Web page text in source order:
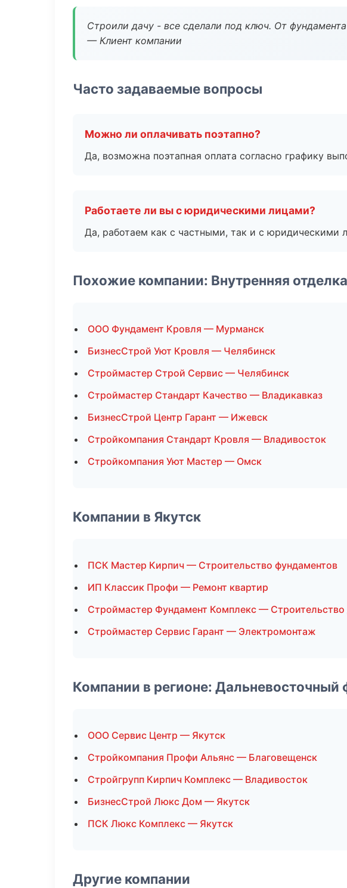
Строили дачу - все сделали под ключ. От
— Клиент компании
Часто задаваемые вопросы
Можно ли оплачивать поэтапно?
Да, возможна поэтапная оплата согласно графику
Работаете ли вы с юридическими лицами?
Да, работаем как с частными, так и с юридическими
Похожие компании: Внутренняя отделка
ООО Фундамент Кровля — Мурманск
БизнесСтрой Уют Кровля — Челябинск
Строймастер Строй Сервис — Челябинск
Строймастер Стандарт Качество — Владикавказ
БизнесСтрой Центр Гарант — Ижевск
Стройкомпания Стандарт Кровля — Владивосток
Стройкомпания Уют Мастер — Омск
Компании в Якутск
ПСК Мастер Кирпич — Строительство фундаментов
ИП Классик Профи — Ремонт квартир
Строймастер Фундамент Комплекс —
Строймастер Сервис Гарант — Электромонтаж
Компании в регионе: Дальневосточный
ООО Сервис Центр — Якутск
Стройкомпания Профи Альянс — Благовещенск
Стройгрупп Кирпич Комплекс — Владивосток
БизнесСтрой Люкс Дом — Якутск
ПСК Люкс Комплекс — Якутск
Другие компании